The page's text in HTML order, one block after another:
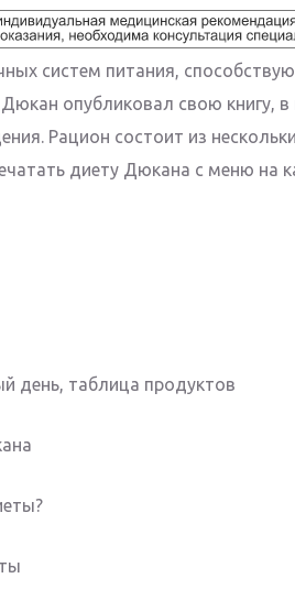
систем питания,
опубликовал свою книгу,
Рацион состоит из
диету Дюкана с меню на
день, таблица продуктов